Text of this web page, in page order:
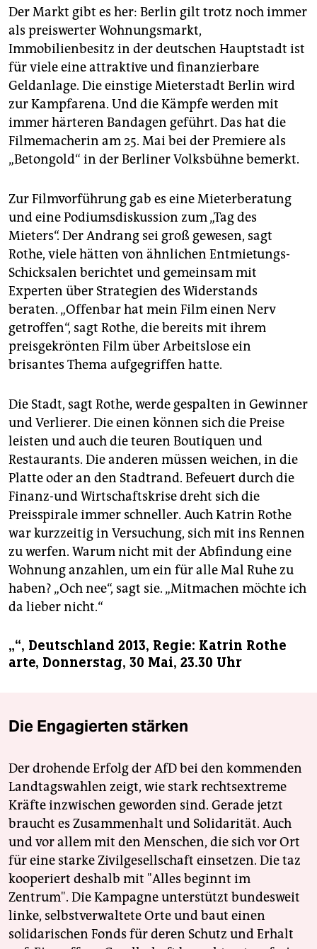
Der Markt gibt es her: Berlin gilt trotz noch immer
als preiswerter Wohnungsmarkt,
Immobilienbesitz in der deutschen Hauptstadt ist
für viele eine attraktive und finanzierbare
Geldanlage. Die einstige Mieterstadt Berlin wird
zur Kampfarena. Und die Kämpfe werden mit
immer härteren Bandagen geführt. Das hat die
Filmemacherin am 25. Mai bei der Premiere als
„Betongold“ in der Berliner Volksbühne bemerkt.
Zur Filmvorführung gab es eine Mieterberatung
und eine Podiumsdiskussion zum „Tag des
Mieters“. Der Andrang sei groß gewesen, sagt
Rothe, viele hätten von ähnlichen Entmietungs-
Schicksalen berichtet und gemeinsam mit
Experten über Strategien des Widerstands
beraten. „Offenbar hat mein Film einen Nerv
getroffen“, sagt Rothe, die bereits mit ihrem
preisgekrönten Film über Arbeitslose ein
brisantes Thema aufgegriffen hatte.
Die Stadt, sagt Rothe, werde gespalten in Gewinner
und Verlierer. Die einen können sich die Preise
leisten und auch die teuren Boutiquen und
Restaurants. Die anderen müssen weichen, in die
Platte oder an den Stadtrand. Befeuert durch die
Finanz-und Wirtschaftskrise dreht sich die
Preisspirale immer schneller. Auch Katrin Rothe
war kurzzeitig in Versuchung, sich mit ins Rennen
zu werfen. Warum nicht mit der Abfindung eine
Wohnung anzahlen, um ein für alle Mal Ruhe zu
haben? „Och nee“, sagt sie. „Mitmachen möchte ich
da lieber nicht.“
„“, Deutschland 2013, Regie: Katrin Rothe
arte, Donnerstag, 30 Mai, 23.30 Uhr
Die Engagierten stärken
Der drohende Erfolg der AfD bei den kommenden
Landtagswahlen zeigt, wie stark rechtsextreme
Kräfte inzwischen geworden sind. Gerade jetzt
braucht es Zusammenhalt und Solidarität. Auch
und vor allem mit den Menschen, die sich vor Ort
für eine starke Zivilgesellschaft einsetzen. Die taz
kooperiert deshalb mit "Alles beginnt im
Zentrum". Die Kampagne unterstützt bundesweit
linke, selbstverwaltete Orte und baut einen
solidarischen Fonds für deren Schutz und Erhalt